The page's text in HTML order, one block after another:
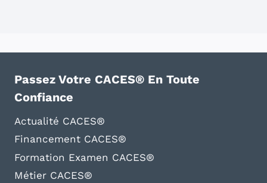
Passez Votre CACES® En Toute
Confiance
Actualité CACES®
Financement CACES®
Formation Examen CACES®
Métier CACES®